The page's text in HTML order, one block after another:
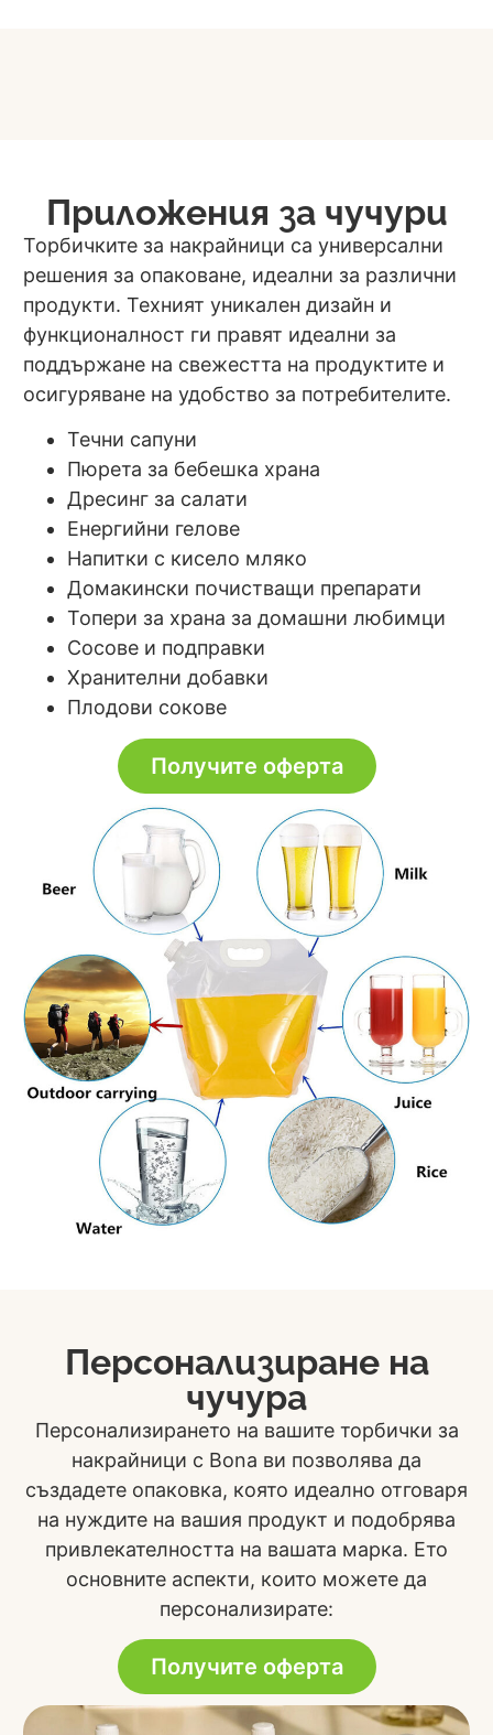
Приложения за чучури
Торбичките за накрайници са универсални
решения за опаковане, идеални за различни
продукти. Техният уникален дизайн и
функционалност ги правят идеални за
поддържане на свежестта на продуктите и
осигуряване на удобство за потребителите.
Течни сапуни
Пюрета за бебешка храна
Дресинг за салати
Енергийни гелове
Напитки с кисело мляко
Домакински почистващи препарати
Топери за храна за домашни любимци
Сосове и подправки
Хранителни добавки
Плодови сокове
Получите оферта
Персонализиране на
чучура
Персонализирането на вашите торбички за
накрайници с Bona ви позволява да
създадете опаковка, която идеално отговаря
на нуждите на вашия продукт и подобрява
привлекателността на вашата марка. Ето
основните аспекти, които можете да
персонализирате:
Получите оферта